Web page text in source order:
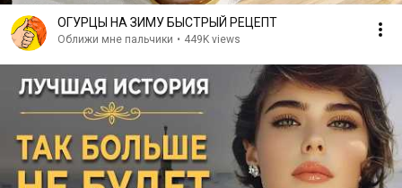
ОГУРЦЫ НА ЗИМУ БЫСТРЫЙ РЕЦЕПТ
Оближи мне пальчики • 449K views